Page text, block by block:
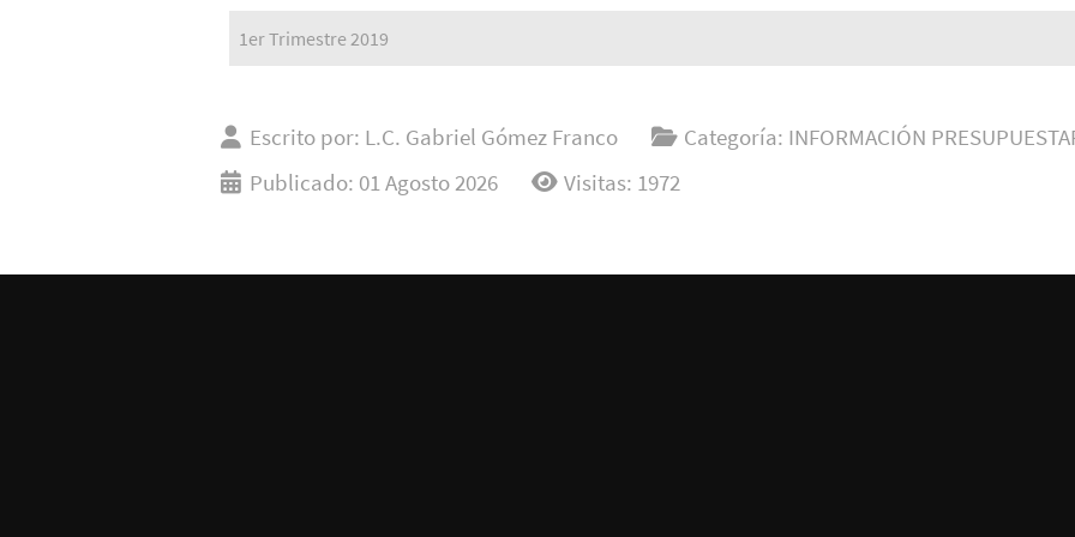
1er Trimestre 2019
Escrito por: L.C. Gabriel Gómez Franco Categoría: INFORMACIÓN
Publicado: 01 Agosto 2026
Visitas: 1972